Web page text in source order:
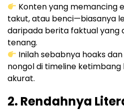
Konten yang memancing
takut, atau benci—biasanya
daripada berita faktual yang
tenang.
Inilah sebabnya hoaks
nongol di timeline
akurat.
2. Rendahnya